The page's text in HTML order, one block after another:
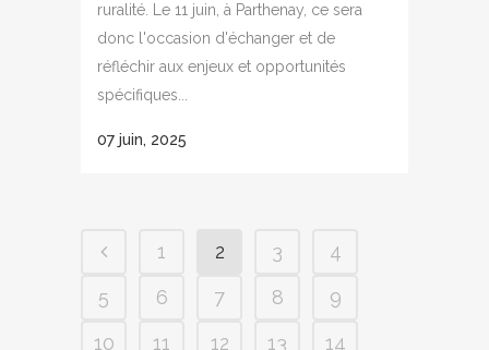
ruralité. Le 11 juin, à Parthenay, ce sera
donc l'occasion d'échanger et de
réfléchir aux enjeux et opportunités
spécifiques...
07 juin, 2025
1 2 3
4
5
6 7 8
9
10
11 12 13
14